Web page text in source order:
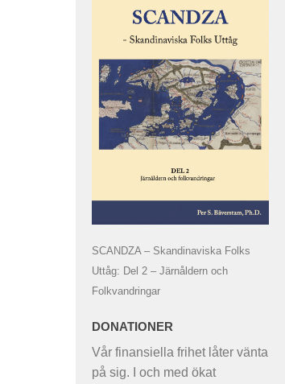
SCANDZA – Skandinaviska Folks
Uttåg: Del 2 – Järnåldern och
Folkvandringar
DONATIONER
Vår finansiella frihet låter vänta
på sig. I och med ökat